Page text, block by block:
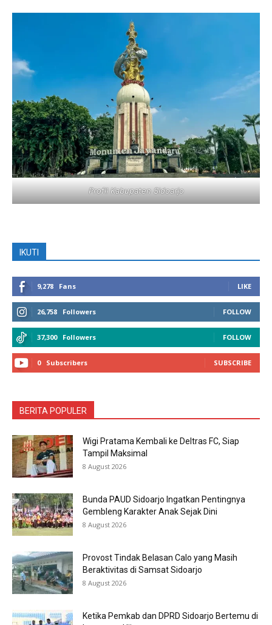
Profil Kabupaten Sidoarjo
IKUTI
9,278 Fans LIKE
26,758 Followers FOLLOW
37,300 Followers FOLLOW
0 Subscribers SUBSCRIBE
BERITA POPULER
Wigi Pratama Kembali ke Deltras FC, Siap
Tampil Maksimal
8 August 2026
Bunda PAUD Sidoarjo Ingatkan Pentingnya
Gembleng Karakter Anak Sejak Dini
8 August 2026
Provost Tindak Belasan Calo yang Masih
Beraktivitas di Samsat Sidoarjo
8 August 2026
Ketika Pemkab dan DPRD Sidoarjo Bertemu di